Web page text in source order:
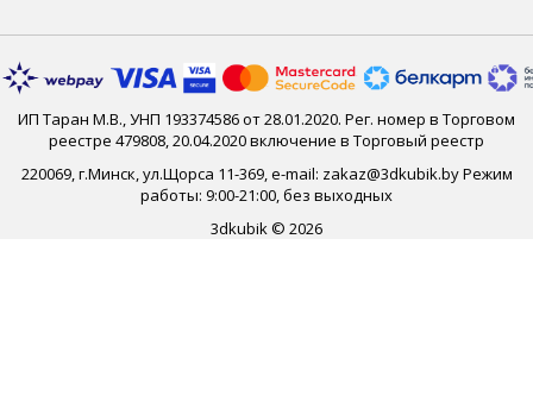
ИП Таран М.В., УНП 193374586 от 28.01.2020. Рег. номер в Торговом
реестре 479808, 20.04.2020 включение в Торговый реестр
220069, г.Минск, ул.Щорса 11-369, e-mail: zakaz@3dkubik.by Режим
работы: 9:00-21:00, без выходных
3dkubik © 2026